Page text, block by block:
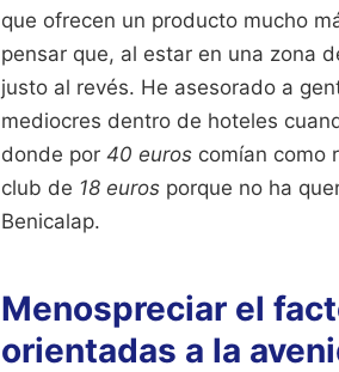
que ofrecen un producto mucho
pensar que, al estar en una zona
justo al revés. He asesorado a
mediocres dentro de hoteles
donde por 40 euros comían como
club de 18 euros porque no ha
Benicalap.
Menospreciar el
orientadas a la